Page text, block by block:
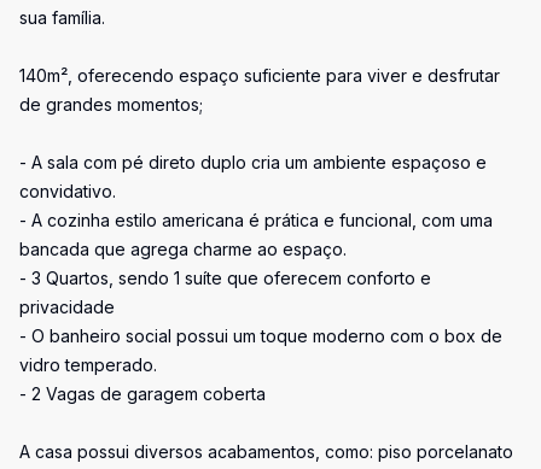
sua família.
140m², oferecendo espaço suficiente para viver e desfrutar
de grandes momentos;
- A sala com pé direto duplo cria um ambiente espaçoso e
convidativo.
- A cozinha estilo americana é prática e funcional, com uma
bancada que agrega charme ao espaço.
- 3 Quartos, sendo 1 suíte que oferecem conforto e
privacidade
- O banheiro social possui um toque moderno com o box de
vidro temperado.
- 2 Vagas de garagem coberta
A casa possui diversos acabamentos, como: piso porcelanato